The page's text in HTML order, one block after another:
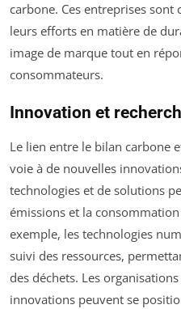
carbone. Ces entreprises
leurs efforts en matière de
image de marque tout en
consommateurs.
Innovation et
Le lien entre le bilan carbone
voie à de nouvelles
technologies et de solutions
émissions et la
exemple, les technologies
suivi des ressources,
des déchets. Les
innovations peuvent se